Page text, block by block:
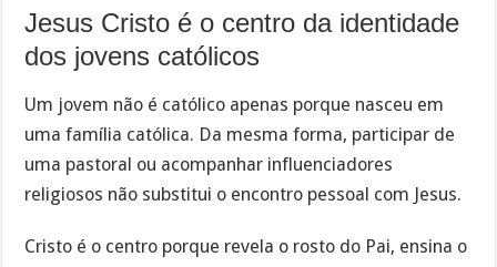
Jesus Cristo é o centro da identidade
dos jovens católicos
Um jovem não é católico apenas porque nasceu em
uma família católica. Da mesma forma, participar de
uma pastoral ou acompanhar influenciadores
religiosos não substitui o encontro pessoal com Jesus.
Cristo é o centro porque revela o rosto do Pai, ensina o